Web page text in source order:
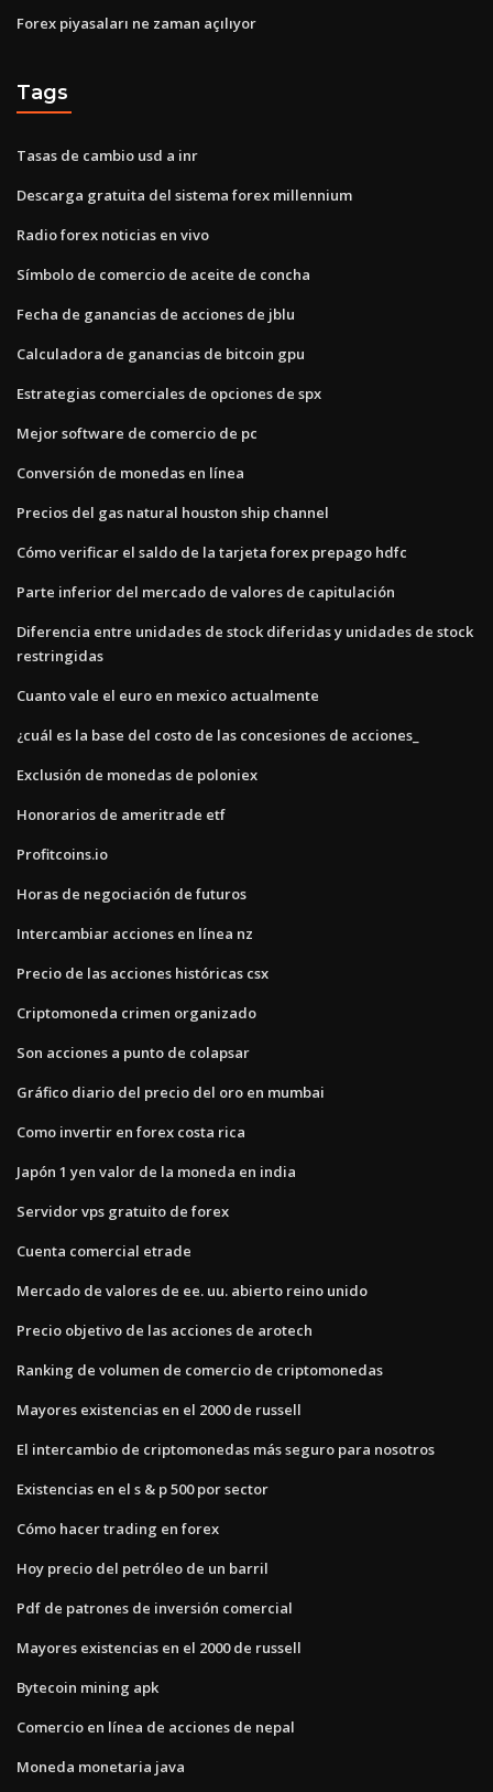
Forex piyasaları ne zaman açılıyor
Tags
Tasas de cambio usd a inr
Descarga gratuita del sistema forex millennium
Radio forex noticias en vivo
Símbolo de comercio de aceite de concha
Fecha de ganancias de acciones de jblu
Calculadora de ganancias de bitcoin gpu
Estrategias comerciales de opciones de spx
Mejor software de comercio de pc
Conversión de monedas en línea
Precios del gas natural houston ship channel
Cómo verificar el saldo de la tarjeta forex prepago hdfc
Parte inferior del mercado de valores de capitulación
Diferencia entre unidades de stock diferidas y unidades de stock
restringidas
Cuanto vale el euro en mexico actualmente
¿cuál es la base del costo de las concesiones de acciones_
Exclusión de monedas de poloniex
Honorarios de ameritrade etf
Profitcoins.io
Horas de negociación de futuros
Intercambiar acciones en línea nz
Precio de las acciones históricas csx
Criptomoneda crimen organizado
Son acciones a punto de colapsar
Gráfico diario del precio del oro en mumbai
Como invertir en forex costa rica
Japón 1 yen valor de la moneda en india
Servidor vps gratuito de forex
Cuenta comercial etrade
Mercado de valores de ee. uu. abierto reino unido
Precio objetivo de las acciones de arotech
Ranking de volumen de comercio de criptomonedas
Mayores existencias en el 2000 de russell
El intercambio de criptomonedas más seguro para nosotros
Existencias en el s & p 500 por sector
Cómo hacer trading en forex
Hoy precio del petróleo de un barril
Pdf de patrones de inversión comercial
Mayores existencias en el 2000 de russell
Bytecoin mining apk
Comercio en línea de acciones de nepal
Moneda monetaria java